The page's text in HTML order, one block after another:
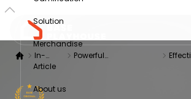
Solution
Merchandise
Article
About us
In-
House
Powerful